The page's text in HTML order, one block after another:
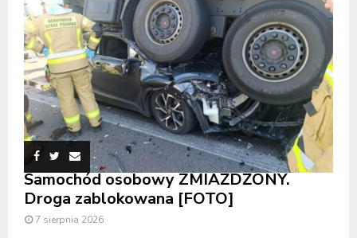
Samochód osobowy ZMIAŻDŻONY.
Droga zablokowana [FOTO]
7 sierpnia 2026